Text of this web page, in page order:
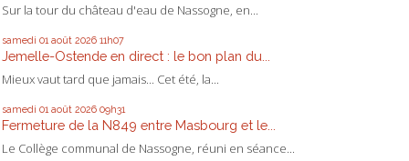
Sur la tour du château d'eau de Nassogne, en...
samedi 01 août 2026 11h07
Jemelle-Ostende en direct : le bon plan du...
Mieux vaut tard que jamais... Cet été, la...
samedi 01 août 2026 09h31
Fermeture de la N849 entre Masbourg et le...
Le Collège communal de Nassogne, réuni en séance...